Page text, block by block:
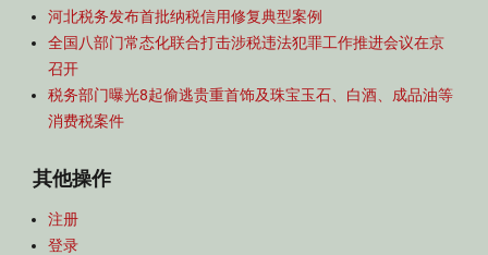
河北税务发布首批纳税信用修复典型案例
全国八部门常态化联合打击涉税违法犯罪工作推进会议在京
召开
税务部门曝光8起偷逃贵重首饰及珠宝玉石、白酒、成品油等
消费税案件
其他操作
注册
登录